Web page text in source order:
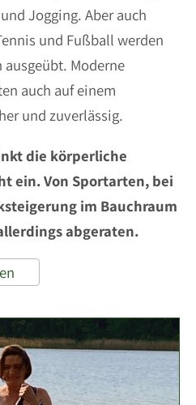
Jogging. Aber auch
und Fußball werden
Moderne
auch auf einem
und zuverlässig.
die körperliche
ein. Von Sportarten, bei
im Bauchraum
abgeraten.